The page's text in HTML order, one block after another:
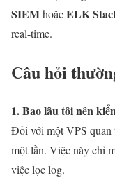
SIEMhoặcELK
real-time.
Câu hỏi
1. Bao lâu tôi nên
Đối với một VPS quan
một lần. Việc này chỉ
việc lọc log.